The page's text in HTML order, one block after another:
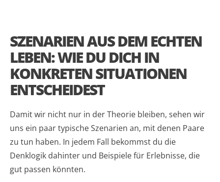
SZENARIEN AUS DEM ECHTEN
LEBEN: WIE DU DICH IN
KONKRETEN SITUATIONEN
ENTSCHEIDEST
Damit wir nicht nur in der Theorie bleiben, sehen wir
uns ein paar typische Szenarien an, mit denen Paare
zu tun haben. In jedem Fall bekommst du die
Denklogik dahinter und Beispiele für Erlebnisse, die
gut passen könnten.